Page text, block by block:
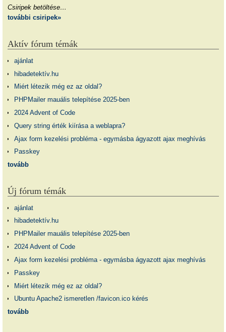
Csiripek betöltése…
további csiripek»
Aktív fórum témák
ajánlat
hibadetektív.hu
Miért létezik még ez az oldal?
PHPMailer mauális telepítése 2025-ben
2024 Advent of Code
Query string érték kiírása a weblapra?
Ajax form kezelési probléma - egymásba ágyazott ajax meghívás
Passkey
tovább
Új fórum témák
ajánlat
hibadetektív.hu
PHPMailer mauális telepítése 2025-ben
2024 Advent of Code
Ajax form kezelési probléma - egymásba ágyazott ajax meghívás
Passkey
Miért létezik még ez az oldal?
Ubuntu Apache2 ismeretlen /favicon.ico kérés
tovább